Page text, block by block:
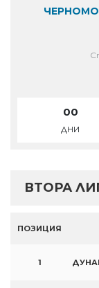
00
ДНИ
ВТОРА
ПОЗИЦИЯ
1